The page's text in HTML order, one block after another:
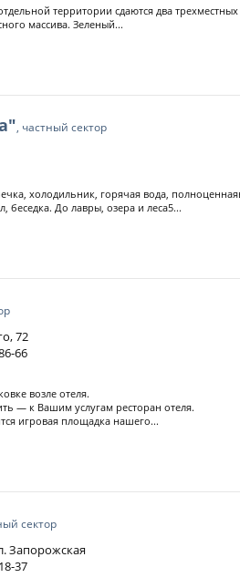
территории сдаются два
массива. Зеленый...
, частный сектор
холодильник, горячая вода,
беседка. До лавры, озера и леса5...
72
66
возле отеля.
— к Вашим услугам ресторан отеля.
игровая площадка нашего...
сектор
Запорожская
37